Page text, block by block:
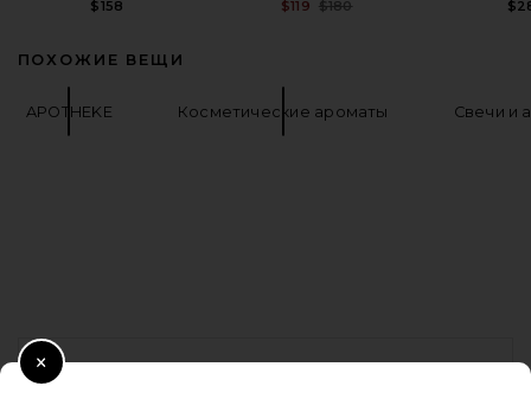
$158
$119 Previous price:
$180
ПОХОЖИЕ ВЕЩИ
APOTHEKE Косметические ароматы Свечи и
FOOTER
ПОЛУЧИТЕ СКИДКУ 10%
Close Modal